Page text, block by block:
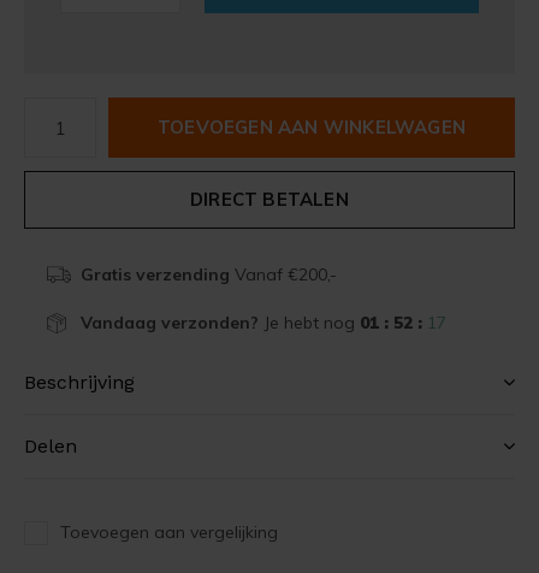
TOEVOEGEN AAN WINKELWAGEN
DIRECT BETALEN
Gratis verzending Vanaf €200,-
Vandaag verzonden? Je hebt nog 01 : 52 : 17
Beschrijving
Delen
Toevoegen aan vergelijking